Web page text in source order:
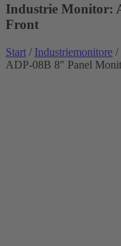
Industrie Monitor:
Front
Start / Industriemonitore /
ADP-08B 8″ Panel